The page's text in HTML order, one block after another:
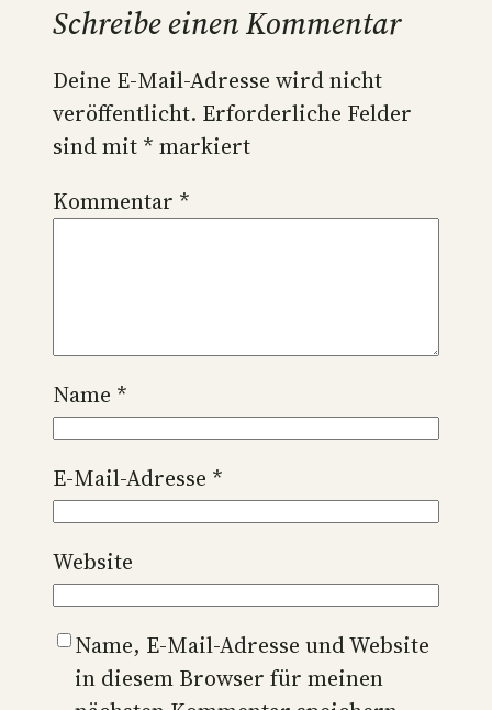
Schreibe einen Kommentar
Deine E-Mail-Adresse wird nicht
veröffentlicht. Erforderliche Felder
sind mit * markiert
Kommentar *
Name *
E-Mail-Adresse *
Website
Name, E-Mail-Adresse und Website
in diesem Browser für meinen